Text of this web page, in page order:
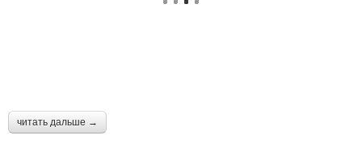
читать дальше →